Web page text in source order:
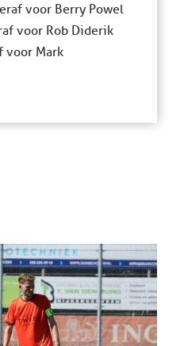
voor Berry Powel
voor Rob Diderik
voor Mark